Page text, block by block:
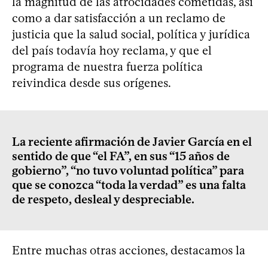
como a dar satisfacción a un reclamo de
justicia que la salud social, política y jurídica
del país todavía hoy reclama, y que el
programa de nuestra fuerza política
reivindica desde sus orígenes.
La reciente afirmación de Javier García en el
sentido de que “el FA”, en sus “15 años de
gobierno”, “no tuvo voluntad política” para
que se conozca “toda la verdad” es una falta
de respeto, desleal y despreciable.
Entre muchas otras acciones, destacamos la